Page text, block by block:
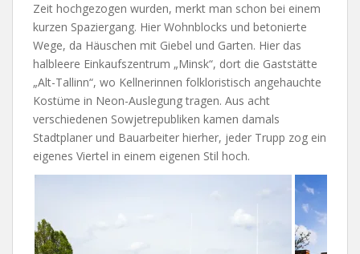
Zeit hochgezogen wurden, merkt man schon bei einem
kurzen Spaziergang. Hier Wohnblocks und betonierte
Wege, da Häuschen mit Giebel und Garten. Hier das
halbleere Einkaufszentrum „Minsk“, dort die Gaststätte
„Alt-Tallinn“, wo Kellnerinnen folkloristisch angehauchte
Kostüme in Neon-Auslegung tragen. Aus acht
verschiedenen Sowjetrepubliken kamen damals
Stadtplaner und Bauarbeiter hierher, jeder Trupp zog ein
eigenes Viertel in einem eigenen Stil hoch.